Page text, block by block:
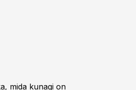
mida kunagi on